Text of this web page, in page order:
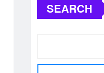
SEARCH